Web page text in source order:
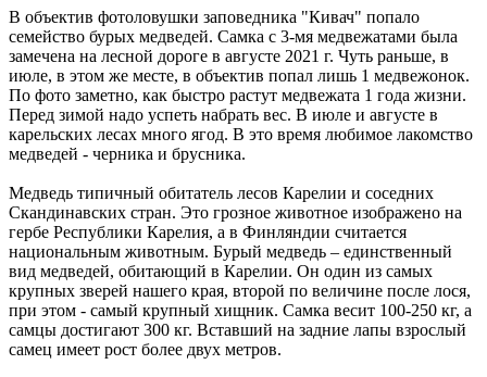
В объектив фотоловушки заповедника "Кивач" попало
семейство бурых медведей. Самка с 3-мя медвежатами была
замечена на лесной дороге в августе 2021 г. Чуть раньше, в
июле, в этом же месте, в объектив попал лишь 1 медвежонок.
По фото заметно, как быстро растут медвежата 1 года жизни.
Перед зимой надо успеть набрать вес. В июле и августе в
карельских лесах много ягод. В это время любимое лакомство
медведей - черника и брусника.
Медведь типичный обитатель лесов Карелии и соседних
Скандинавских стран. Это грозное животное изображено на
гербе Республики Карелия, а в Финляндии считается
национальным животным. Бурый медведь – единственный
вид медведей, обитающий в Карелии. Он один из самых
крупных зверей нашего края, второй по величине после лося,
при этом - самый крупный хищник. Самка весит 100-250 кг, а
самцы достигают 300 кг. Вставший на задние лапы взрослый
самец имеет рост более двух метров.